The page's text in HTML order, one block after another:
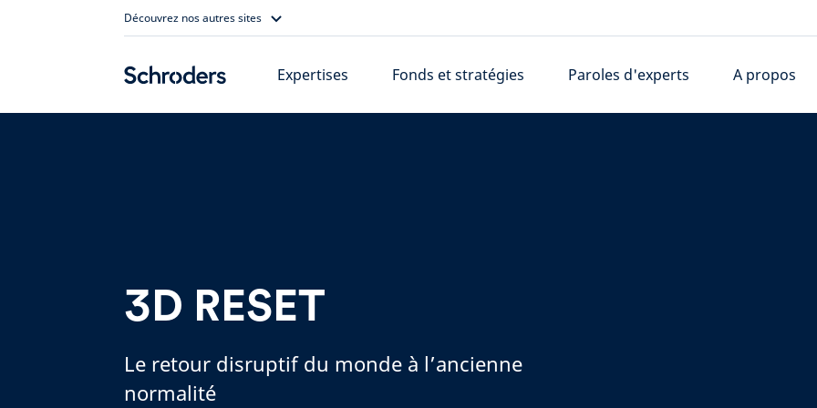
Découvrez nos autres sites
Expertises Fonds et stratégies Paroles d'experts A propos
3D RESET
Le retour disruptif du monde à l’ancienne
normalité